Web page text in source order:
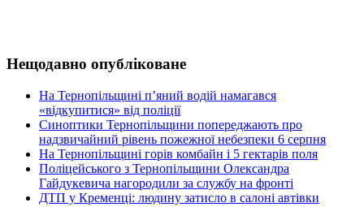
Нещодавно опубліковане
На Тернопільщині п’яний водій намагався
«відкупитися» від поліції
Синоптики Тернопільщини попереджають про
надзвичайний рівень пожежної небезпеки 6 серпня
На Тернопільщині горів комбайн і 5 гектарів поля
Поліцейського з Тернопільщини Олександра
Гайдукевича нагородили за службу на фронті
ДТП у Кременці: людину затисло в салоні автівки